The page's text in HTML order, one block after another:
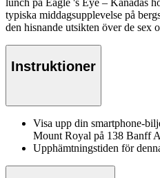
lunch på Eagle 's Eye – Kanadas
typiska middagsupplevelse på
den hisnande utsikten över de sex
Instruktioner
Visa upp din smartphone-
Mount Royal på 138 Banff
Upphämtningstiden för